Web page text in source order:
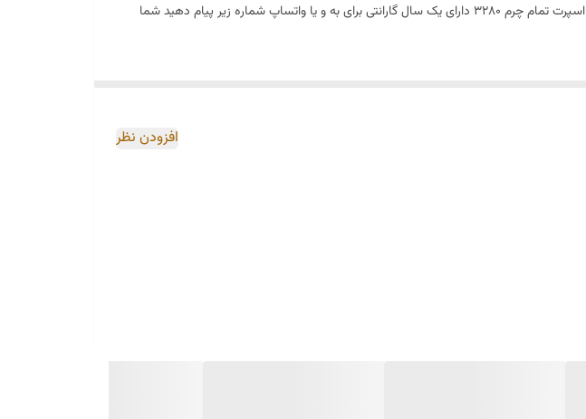
مدل شیک و راحت برای استفاده طولانی در روزمره و محل کار رنگبندی : مشکی ، سرمه ای ، سفید سایز ۴۱. اسپرت تمام چرم ۳۲۸۰ دارای یک سال گارانتی برای به و یا واتساپ شماره زیر پیام دهید شما
افزودن نظر